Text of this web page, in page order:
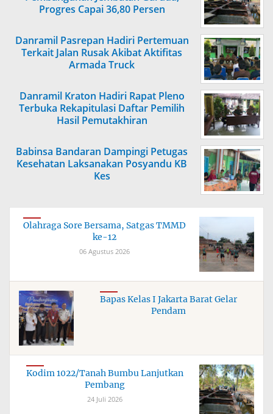
Progres Capai 36,80 Persen
Danramil Pasrepan Hadiri Pertemuan
Terkait Jalan Rusak Akibat Aktifitas
Armada Truck
Danramil Kraton Hadiri Rapat Pleno
Terbuka Rekapitulasi Daftar Pemilih
Hasil Pemutakhiran
Babinsa Bandaran Dampingi Petugas
Kesehatan Laksanakan Posyandu KB
Kes
Olahraga Sore Bersama, Satgas TMMD
ke-12
06 Agustus 2026
Bapas Kelas I Jakarta Barat Gelar
Pendam
Kodim 1022/Tanah Bumbu Lanjutkan
Pembang
24 Juli 2026